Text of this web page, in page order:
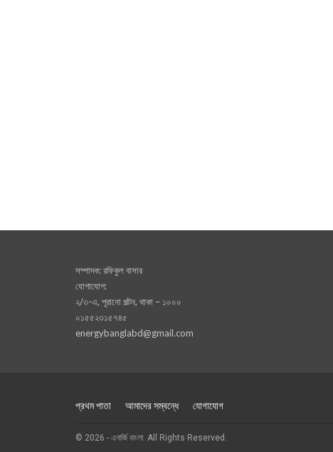
সম্পাদক: রফিকুল বাসার
যোগাযোগ:
২/৩-এ, পূরানো পল্টন, থাকা – ১০০০
০১৫৫২৩১৫৭৪৫
energybanglabd@gmail.com
প্রথম পাতা আমাদের সম্বন্ধে যোগাযোগ
© 2026 - এনার্জি বাংলা. All Rights Reserved.